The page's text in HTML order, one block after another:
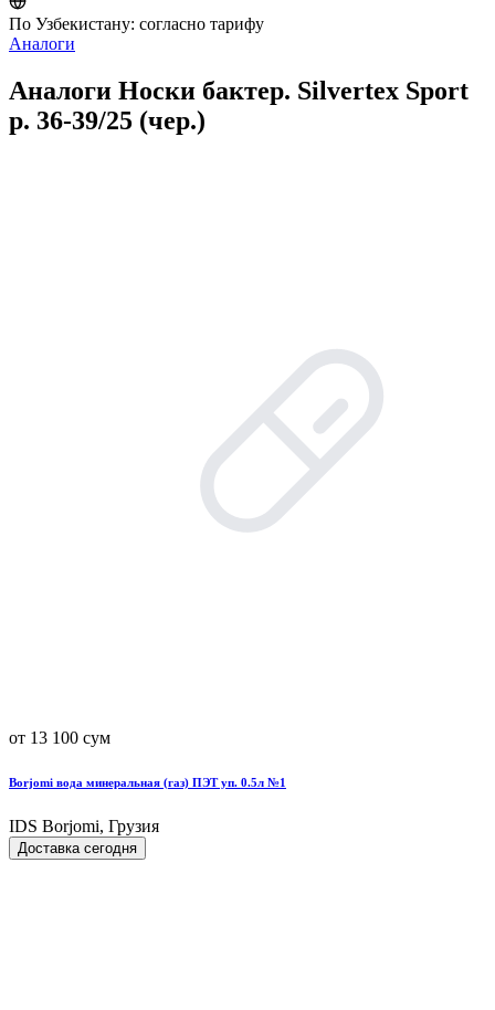
По Узбекистану: согласно тарифу
Аналоги
Аналоги Носки бактер. Silvertex Sport
р. 36-39/25 (чер.)
от 13 100 сум
Borjomi вода минеральная (газ) ПЭТ уп. 0.5л №1
IDS Borjomi, Грузия
Доставка сегодня